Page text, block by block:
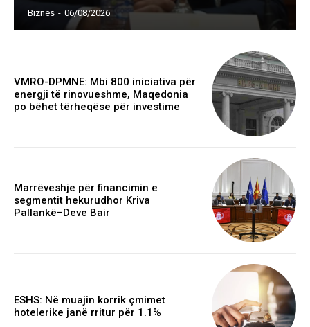
Biznes - 06/08/2026
VMRO-DPMNE: Mbi 800 iniciativa për
energji të rinovueshme, Maqedonia
po bëhet tërheqëse për investime
Marrëveshje për financimin e
segmentit hekurudhor Kriva
Pallankë–Deve Bair
ESHS: Në muajin korrik çmimet
hotelerike janë rritur për 1.1%